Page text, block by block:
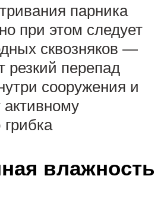
парника
при этом следует
сквозняков —
перепад
сооружения и
активному
влажность